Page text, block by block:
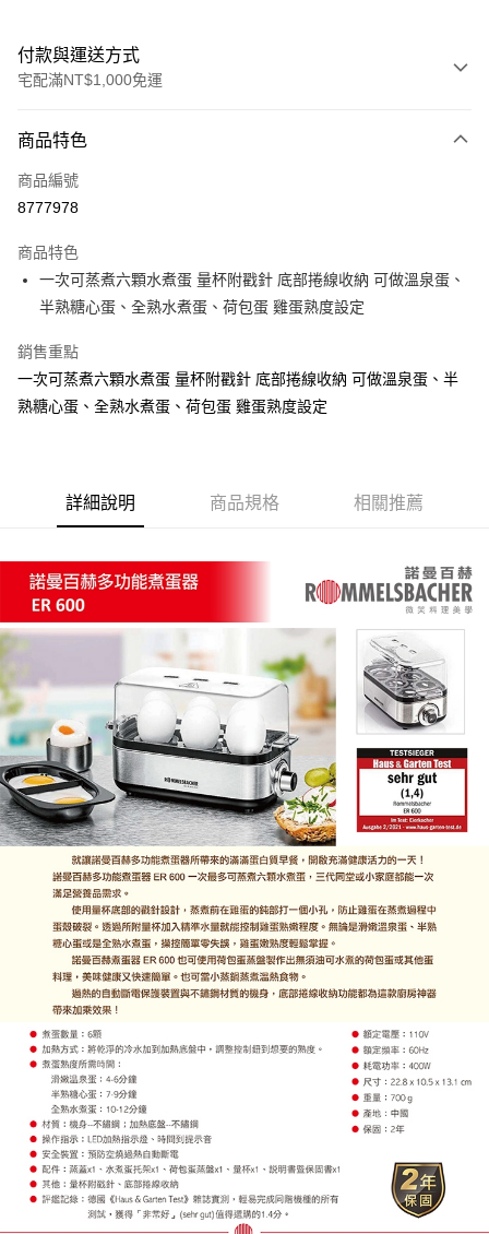
付款與運送方式
宅配滿NT$1,000免運
信用卡一次付款
LINE Pay
悠遊付
ATM付款
運送方式
宅配
每筆NT$150，滿NT$2,000(含以上)免運費
商品特色
商品編號
8777978
商品特色
一次可蒸煮六顆水煮蛋 量杯附戳針 底部捲線收納 可做溫泉蛋、
半熟糖心蛋、全熟水煮蛋、荷包蛋 雞蛋熟度設定
銷售重點
一次可蒸煮六顆水煮蛋 量杯附戳針 底部捲線收納 可做溫泉蛋、半
熟糖心蛋、全熟水煮蛋、荷包蛋 雞蛋熟度設定
詳細說明 商品規格 相關推薦